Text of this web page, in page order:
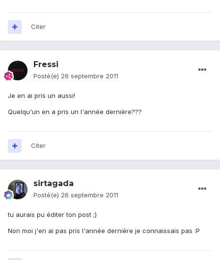
Citer
Fressi
Posté(e) 26 septembre 2011
Je en ai pris un aussi!
Quelqu'un en a pris un l'année dernière???
Citer
sirtagada
Posté(e) 26 septembre 2011
tu aurais pu éditer ton post ;)
Non moi j'en ai pas pris l'année dernière je connaissais pas :P